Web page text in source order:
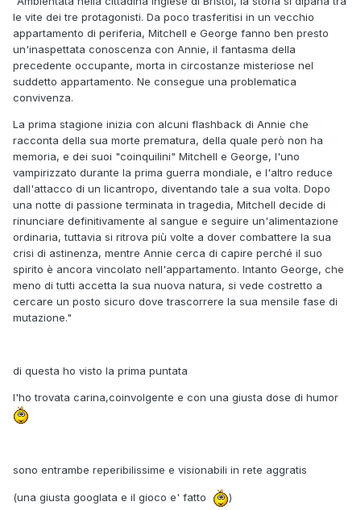
le vite dei tre protagonisti. Da poco trasferitisi in un vecchio
appartamento di periferia, Mitchell e George fanno ben presto
un'inaspettata conoscenza con Annie, il fantasma della
precedente occupante, morta in circostanze misteriose nel
suddetto appartamento. Ne consegue una problematica
convivenza.
La prima stagione inizia con alcuni flashback di Annie che
racconta della sua morte prematura, della quale però non ha
memoria, e dei suoi "coinquilini" Mitchell e George, l'uno
vampirizzato durante la prima guerra mondiale, e l'altro reduce
dall'attacco di un licantropo, diventando tale a sua volta. Dopo
una notte di passione terminata in tragedia, Mitchell decide di
rinunciare definitivamente al sangue e seguire un'alimentazione
ordinaria, tuttavia si ritrova più volte a dover combattere la sua
crisi di astinenza, mentre Annie cerca di capire perché il suo
spirito è ancora vincolato nell'appartamento. Intanto George, che
meno di tutti accetta la sua nuova natura, si vede costretto a
cercare un posto sicuro dove trascorrere la sua mensile fase di
mutazione."
di questa ho visto la prima puntata
l'ho trovata carina,coinvolgente e con una giusta dose di humor
sono entrambe reperibilissime e visionabili in rete aggratis
(una giusta googlata e il gioco e' fatto )